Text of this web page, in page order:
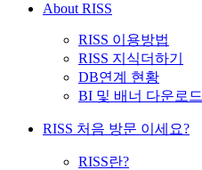
About RISS
RISS 이용방법
RISS 지식더하기
DB연계 현황
BI 및 배너 다운로드
RISS 처음 방문 이세요?
RISS란?